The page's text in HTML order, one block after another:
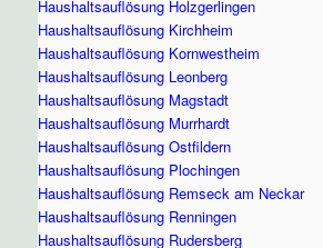
Haushaltsauflösung Holzgerlingen
Haushaltsauflösung Kirchheim
Haushaltsauflösung Kornwestheim
Haushaltsauflösung Leonberg
Haushaltsauflösung Magstadt
Haushaltsauflösung Murrhardt
Haushaltsauflösung Ostfildern
Haushaltsauflösung Plochingen
Haushaltsauflösung Remseck am Neckar
Haushaltsauflösung Renningen
Haushaltsauflösung Rudersberg